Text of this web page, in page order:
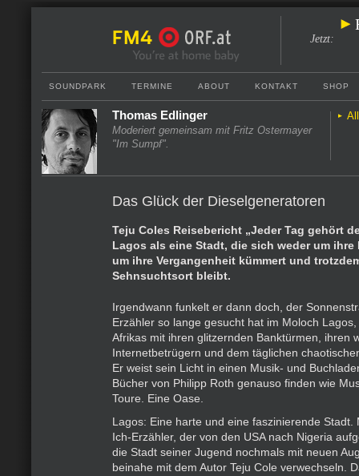
Jetzt:
SOUNDPARK TERMINE ABOUT KONTAKT SHOP
Thomas Edlinger
Moderiert gemeinsam mit Fritz Ostermayer
"Im Sumpf".
Das Glück der Dieselgeneratoren
Teju Coles Reisebericht „Jeder Tag gehört
Lagos als eine Stadt, die sich weder um ihre
um ihre Vergangenheit kümmert und
Sehnsuchtsort bleibt.
Irgendwann funkelt er dann doch, der
Erzähler so lange gesucht hat im Moloch
Afrikas mit ihren glitzernden Banktürmen, ihren
Internetbetrügern und dem täglichen
Er weist sein Licht in einen Musik- und
Bücher von Philipp Roth genauso finden wie
Toure. Eine Oase.
Lagos: Eine harte und eine faszinierende Stadt.
Ich-Erzähler, der von den USA nach Nigeria
die Stadt seiner Jugend nochmals mit neuen
beinahe mit dem Autor Teju Cole verwechseln.